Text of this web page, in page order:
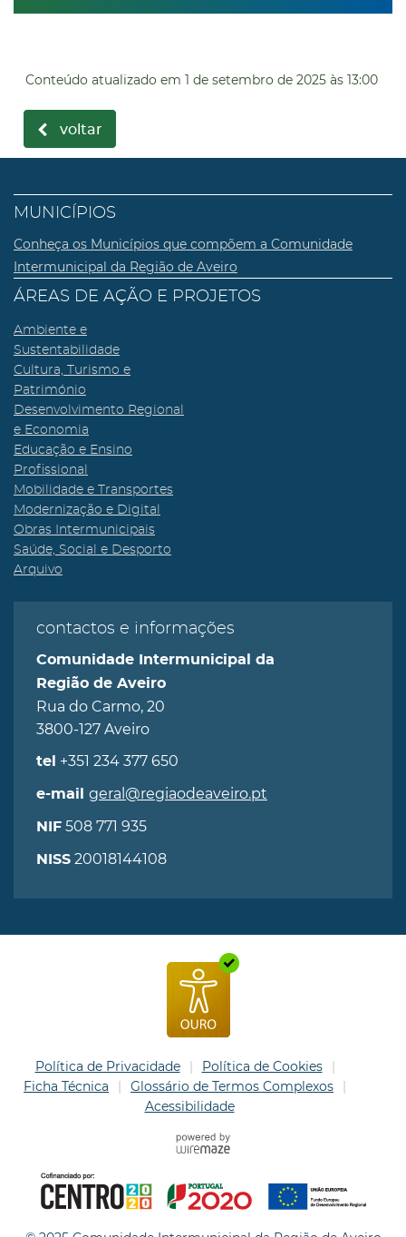
Conteúdo atualizado em 1 de setembro de 2025 às 13:00
voltar
MUNICÍPIOS
Conheça os Municípios que compõem a Comunidade
Intermunicipal da Região de Aveiro
ÁREAS DE AÇÃO E PROJETOS
Ambiente e
Sustentabilidade
Cultura, Turismo e
Património
Desenvolvimento Regional
e Economia
Educação e Ensino
Profissional
Mobilidade e Transportes
Modernização e Digital
Obras Intermunicipais
Saúde, Social e Desporto
Arquivo
contactos e informações
Comunidade Intermunicipal da
Região de Aveiro
Rua do Carmo, 20
3800-127 Aveiro
tel +351 234 377 650
e-mail geral@regiaodeaveiro.pt
NIF 508 771 935
NISS 20018144108
Política de Privacidade
Política de Cookies
Ficha Técnica
Glossário de Termos Complexos
Acessibilidade